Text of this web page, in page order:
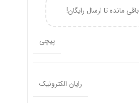
باقی مانده تا ارسال رایگان!
پیچی
رایان الکترونیک